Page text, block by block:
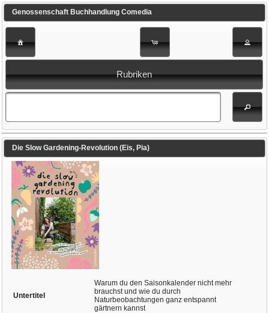
Genossenschaft Buchhandlung Comedia
Rubriken
Die Slow Gardening-Revolution (Eis, Pia)
Untertitel
Warum du den Saisonkalender nicht mehr
brauchst und wie du durch
Naturbeobachtungen ganz entspannt
gärtnern kannst